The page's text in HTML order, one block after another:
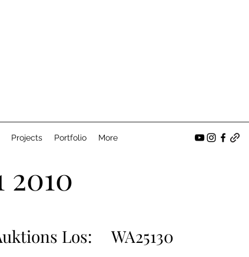
Projects Portfolio More
Los:
WA25130